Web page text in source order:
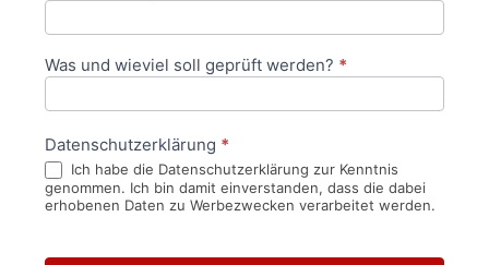
Was und wieviel soll geprüft werden? *
Datenschutzerklärung *
Ich habe die Datenschutzerklärung zur Kenntnis
genommen. Ich bin damit einverstanden, dass die dabei
erhobenen Daten zu Werbezwecken verarbeitet werden.